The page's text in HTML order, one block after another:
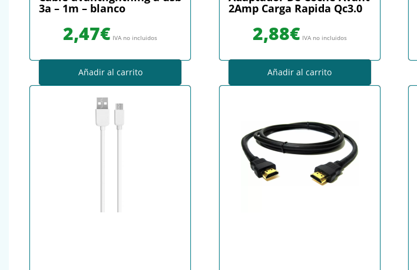
3a – 1m – blanco
2,47€ IVA no incluidos
Añadir al carrito
2Amp Carga Rapida Qc3.0
2,88€ IVA no incluidos
Añadir al carrito